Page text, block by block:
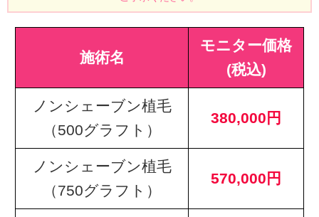
施術名
モニター価格
(税込)
ノンシェーブン植毛
（500グラフト）
380,000円
ノンシェーブン植毛
（750グラフト）
570,000円